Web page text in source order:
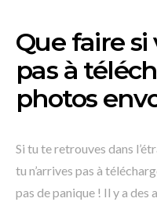
Que faire si
pas à
photos
Si tu te retrouves dans
tu n’arrives pas à
pas de panique ! Il y a